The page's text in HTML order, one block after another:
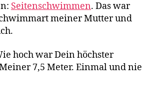
Seitenschwimmen. Das war
meiner Mutter und
hoch war Dein höchster
7,5 Meter. Einmal und nie